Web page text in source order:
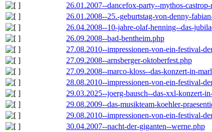
26.01.2007--dancefox-party--mythos-
26.01.2008--25.-geburtstag-von-denny-
26.04.2008--10-jahre-olaf-henning--das-
26.09.2008--bad-bentheim.php
27.08.2010--impressionen-von-ein-festival-
27.09.2008--arnsberger-oktoberfest.php
27.09.2008--marco-kloss--das-konzert-in-
28.08.2010--impressionen-von-ein-festival-
29.03.2025--joerg-bausch--das-xxl-konzert-
29.08.2009--das-musikteam-koehler-
29.08.2010--impressionen-von-ein-festival-
30.04.2007--nacht-der-giganten--werne.php